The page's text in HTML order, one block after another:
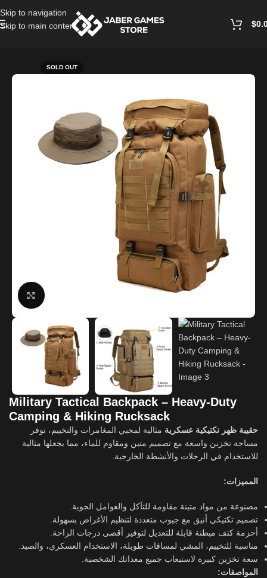
Skip to navigation
Skip to main content
$
SOLD OUT
Click to enlarge
Military Tactical Backpack – Heavy-Duty
Camping & Hiking Rucksack
حقيبة ظهر تكتيكية عسكرية مثالية لمحبي المغامرات والتخييم، توفر
مساحة تخزين واسعة مع تصميم متين ومقاوم للماء، مما يجعلها مثالية
للاستخدام في الرحلات والأنشطة الخارجية.
المميزات:
مصنوعة من مواد متينة مقاومة للتآكل والعوامل الجوية.
تصميم تكتيكي أنيق مع جيوب متعددة لتنظيم الأغراض بسهولة.
أحزمة كتف مبطنة قابلة للتعديل لتوفير أقصى درجات الراحة.
مناسبة للتخييم، المشي لمسافات طويلة، الاستخدام العسكري، والصيد.
سعة تخزين كبيرة لاستيعاب جميع معداتك الشخصية.
المواصفات: